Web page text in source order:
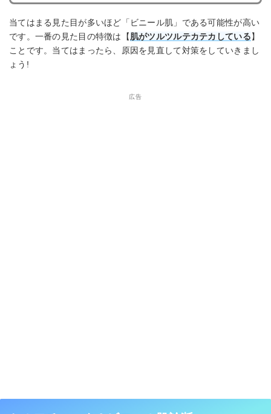
当てはまる見た目が多いほど「ビニール肌」である可能性が高い
です。一番の見た目の特徴は【肌がツルツルテカテカしている】
ことです。当てはまったら、原因を見直して対策をしていきまし
ょう!
広告